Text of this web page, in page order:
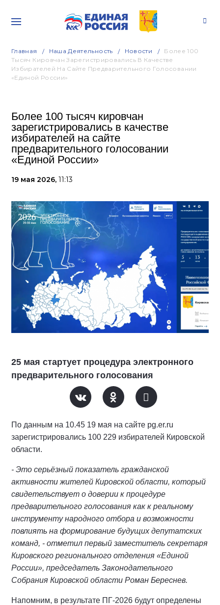
Главная Наша Деятельность Новости
Более 100
Тысяч Кировчан Зарегистрировались В Качестве
Избирателей На Сайте Предварительного Голосовании
«Единой России»
Более 100 тысяч кировчан
зарегистрировались в качестве
избирателей на сайте
предварительного голосовании
«Единой России»
19 мая 2026, 11:13
25 мая стартует процедура электронного
предварительного голосования
По данным на 10.45 19 мая на сайте pg.er.ru
зарегистрировались 100 229 избирателей Кировской
области.
- Это серьёзный показатель гражданской
активности жителей Кировской области, который
свидетельствует о доверии к процедуре
предварительного голосования как к реальному
инструменту народного отбора и возможности
повлиять на формирование будущих депутатских
команд, - отметил первый заместитель секретаря
Кировского регионального отделения «Единой
России», председатель Законодательного
Собрания Кировской области Роман Береснев.
Напомним, в результате ПГ-2026 будут определены